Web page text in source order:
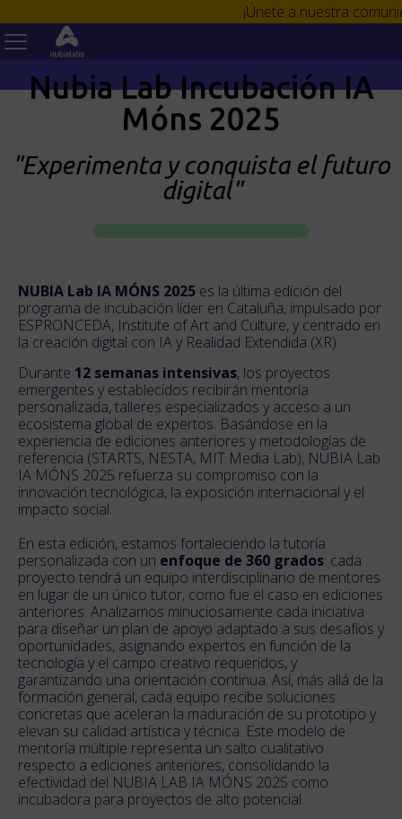
¡Únete a nuestra
Nubia Lab Incubación IA
Móns 2025
"Experimenta y conquista el futuro
digital"
NUBIA Lab IA MÓNS 2025 es la última edición del
programa de incubación líder en Cataluña, impulsado por
ESPRONCEDA, Institute of Art and Culture, y centrado en
la creación digital con IA y Realidad Extendida (XR).
Durante 12 semanas intensivas, los proyectos
emergentes y establecidos recibirán mentoría
personalizada, talleres especializados y acceso a un
ecosistema global de expertos. Basándose en la
experiencia de ediciones anteriores y metodologías de
referencia (STARTS, NESTA, MIT Media Lab), NUBIA Lab
IA MÓNS 2025 refuerza su compromiso con la
innovación tecnológica, la exposición internacional y el
impacto social.
En esta edición, estamos fortaleciendo la tutoría
personalizada con un enfoque de 360 grados: cada
proyecto tendrá un equipo interdisciplinario de mentores
en lugar de un único tutor, como fue el caso en ediciones
anteriores. Analizamos minuciosamente cada iniciativa
para diseñar un plan de apoyo adaptado a sus desafíos y
oportunidades, asignando expertos en función de la
tecnología y el campo creativo requeridos, y
garantizando una orientación continua. Así, más allá de la
formación general, cada equipo recibe soluciones
concretas que aceleran la maduración de su prototipo y
elevan su calidad artística y técnica. Este modelo de
mentoría múltiple representa un salto cualitativo
respecto a ediciones anteriores, consolidando la
efectividad del NUBIA LAB IA MÓNS 2025 como
incubadora para proyectos de alto potencial.